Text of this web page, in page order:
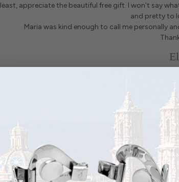
least, appreciate the beautiful free gift. I won't say
and pretty to
Maria was kind enough to call me personally